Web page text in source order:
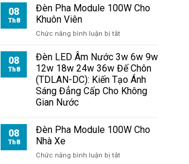
Pha
Học
08
Th8
Đèn Pha Module 100W Cho
Khuôn Viên
Chức năng bình luận bị tắt
Pha
Module
100W
Cho
Khuôn
08
Th8
Đèn LED Âm Nước 3w 6w 9w
12w 18w 24w 36w Đế Chôn
(TDLAN-DC): Kiến Tạo Ánh
Sáng Đẳng Cấp Cho Không
Gian Nước
08
Th8
Đèn Pha Module 100W Cho
Nhà Xe
Chức năng bình luận bị tắt